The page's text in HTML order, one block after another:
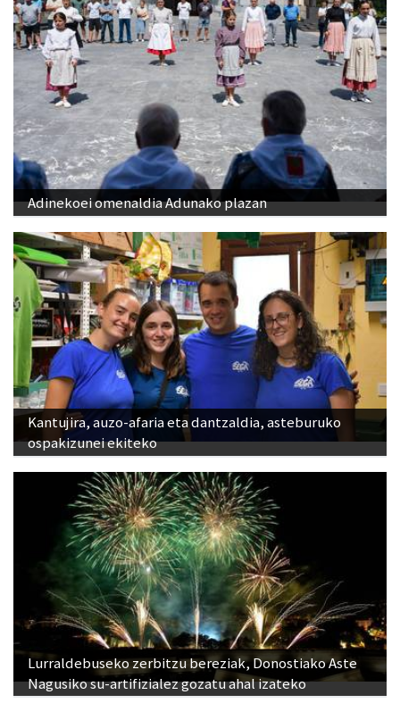
Adinekoei omenaldia Adunako plazan
Kantujira, auzo-afaria eta dantzaldia, asteburuko
ospakizunei ekiteko
Lurraldebuseko zerbitzu bereziak, Donostiako Aste
Nagusiko su-artifizialez gozatu ahal izateko